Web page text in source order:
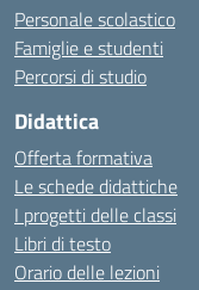
Personale scolastico
Famiglie e studenti
Percorsi di studio
Didattica
Offerta formativa
Le schede didattiche
I progetti delle classi
Libri di testo
Orario delle lezioni